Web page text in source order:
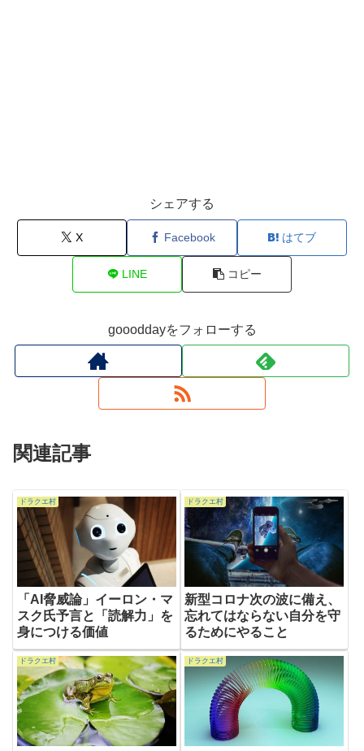
シェアする
X Facebook はてブ
LINE コピー
goooddayをフォローする
関連記事
ドラクエ村
「AI脅威論」イーロン・マ
スク氏予言と「読解力」を
身につける価値
ドラクエ村
新型コロナ次の波に備え、
忘れてはならない自分を守
るためにやること
ドラクエ村 ドラクエ村